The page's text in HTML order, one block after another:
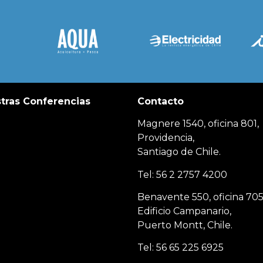
Conferencias Contacto
Magnere 1540, oficina 801,
Providencia,
Santiago de Chile.
Tel: 56 2 2757 4200
Benavente 550, oficina
Edificio Campanario,
Puerto Montt, Chile.
Tel: 56 65 225 6925